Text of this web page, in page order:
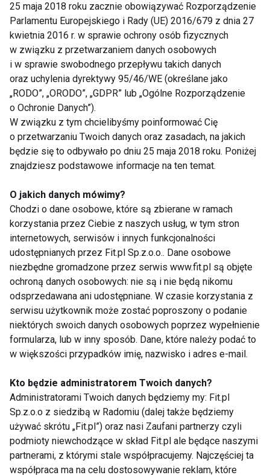
towarzyszyć badanie piersi w ramach profilaktyki
antynowotworowej.
Gdzie i za ile?
W każdym gabinecie ginekologicznym, bez
skierowania. Bezpłatnie w ramach badań
okresowych.
Prywatnie 30 -50 zł, cytologia dodatkowo 20 - 35 zł.
www.fit.pl
GINEKOLOG WIZYTA U GINEKOLOGA
PIERWSZA WIZYTA U GINEKOLOGA
BADANIA GINEKOLOGICZNE
JAK CZĘSTO CHODZIĆ DO GINEKOLOGA
IDĘ DO GINEKOLOGA SENIOR
Ginekolog
25 maja 2018 roku zacznie obowiązywać Rozporządzenie
Parlamentu Europejskiego i Rady (UE) 2016/679 z dnia 27
kwietnia 2016 r. w sprawie ochrony osób fizycznych
w związku z przetwarzaniem danych osobowych
i w sprawie swobodnego przepływu takich danych
oraz uchylenia dyrektywy 95/46/WE (określane jako
„RODO”, „ORODO”, „GDPR” lub „Ogólne Rozporządzenie
o Ochronie Danych”).
W związku z tym chcielibyśmy poinformować Cię
o przetwarzaniu Twoich danych oraz zasadach, na jakich
będzie się to odbywało po dniu 25 maja 2018 roku. Poniżej
znajdziesz podstawowe informacje na ten temat.
O jakich danych mówimy?
Chodzi o dane osobowe, które są zbierane w ramach
korzystania przez Ciebie z naszych usług, w tym stron
internetowych, serwisów i innych funkcjonalności
udostępnianych przez Fit.pl Sp.z.o.o.. Dane osobowe
niezbędne gromadzone przez serwis www.fit.pl są objęte
ochroną danych osobowych: nie są i nie będą nikomu
odsprzedawana ani udostępniane. W czasie korzystania z
serwisu użytkownik może zostać poproszony o podanie
niektórych swoich danych osobowych poprzez wypełnienie
formularza, lub w inny sposób. Dane, które należy podać to
w większości przypadków imię, nazwisko i adres e-mail.
Kto będzie administratorem Twoich danych?
Administratorami Twoich danych będziemy my: Fit.pl
Sp.z.o.o z siedzibą w Radomiu (dalej także będziemy
używać skrótu „Fit.pl”) oraz nasi Zaufani partnerzy czyli
podmioty niewchodzące w skład Fit.pl ale będące naszymi
partnerami, z którymi stale współpracujemy. Najczęściej ta
współpraca ma na celu dostosowywanie reklam, które